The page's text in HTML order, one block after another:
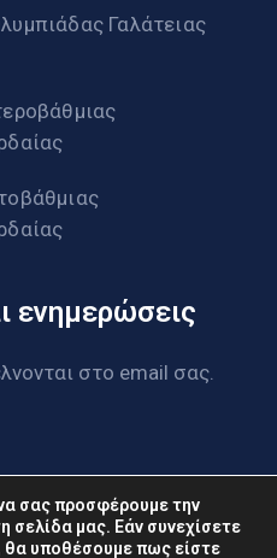
Γαλάτειας
ενημερώσεις
στο email σας.
σας προσφέρουμε την
σελίδα μας. Εάν συνεχίσετε
θα υποθέσουμε πως είστε